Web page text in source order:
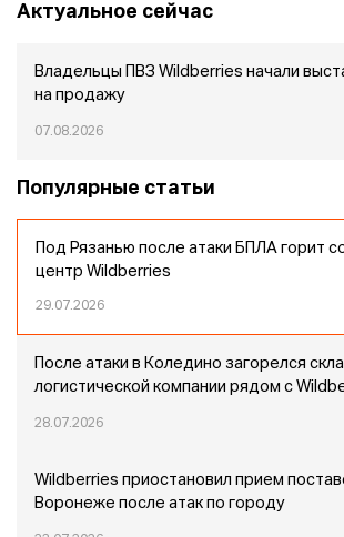
Актуальное сейчас
Владельцы ПВЗ Wildberries начали
на продажу
07.08.2026
Популярные статьи
Под Рязанью после атаки БПЛА горит
центр Wildberries
29.07.2026
После атаки в Коледино загорелся
логистической компании рядом с
28.07.2026
Wildberries приостановил прием
Воронеже после атак по городу